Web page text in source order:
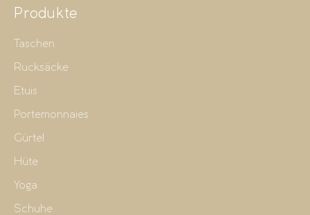
Produkte
Taschen
Rucksäcke
Etuis
Portemonnaies
Gürtel
Hüte
Yoga
Schuhe